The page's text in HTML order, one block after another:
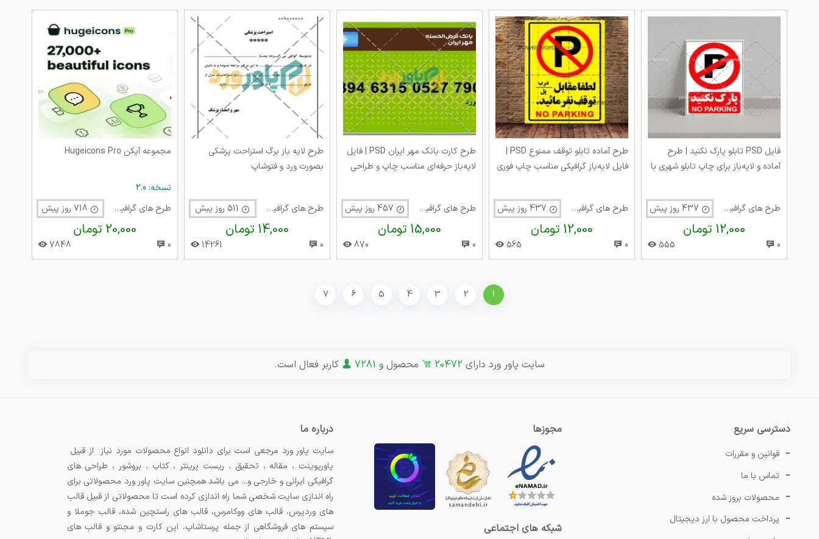
فایل PSD تابلو پارک نکنید | طرح
آماده و لایه‌باز برای چاپ تابلو شهری با
طرح های گرافیک متفرقه
12,000 تومان
0
555
طرح آماده تابلو توقف ممنوع PSD |
فایل لایه‌باز گرافیکی مناسب چاپ فوری
طرح های گرافیک متفرقه
12,000 تومان
0
565
طرح کارت بانک مهر ایران PSD | فایل
لایه‌باز حرفه‌ای مناسب چاپ و طراحی
طرح های گرافیک متفرقه
15,000 تومان
0
870
طرح لایه باز برگ استراحت پزشکی
بصورت ورد و فتوشاپ
طرح های گرافیک متفرقه
14,000 تومان
0
14261
مجموعه آیکن Hugeicons Pro
نسخه: 2.0
طرح های گرافیک متفرقه
20,000 تومان
0
7848
1
2
3
4
5
6
7
سایت پاور ورد دارای 20472 محصول و 7281 کاربر فعال است.
دسترسی سریع
قوانین و مقررات
تماس با ما
محصولات بروز شده
پرداخت محصول با ارز دیجیتال
مجوزها
شبکه های اجتماعی
درباره ما
سایت پاور ورد مرجعی است برای دانلود انواع محصولات مورد نیاز از قبیل
پاورپوینت ، مقاله ، تحقیق ، ریست پرینتر ، کتاب ، بروشور ، طراحی های
گرافیکی ایرانی و خارجی و... می باشد همچنین سایت پاور ورد محصولاتی برای
راه اندازی سایت شخصی شما راه اندازی کرده است تا محصولاتی از قبیل قالب
های وردپرس، قالب های ووکامرس، قالب های راستچین شده، قالب جوملا و
سیستم های فروشگاهی از جمله پرستاشاپ، اپن کارت و مجنتو و قالب های